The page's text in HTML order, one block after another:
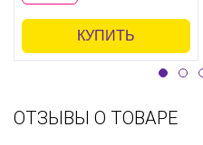
КУПИТЬ
ОТЗЫВЫ О ТОВАРЕ